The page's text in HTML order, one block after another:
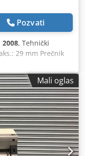
Pozvati
2008, Tehnički
29 mm Prečnik
radnog predmeta:
prvobitno isporučen
26mm -
delova u
do cca.
biti nešto
konverzija. Opet, u
obrade na
Mali oglas